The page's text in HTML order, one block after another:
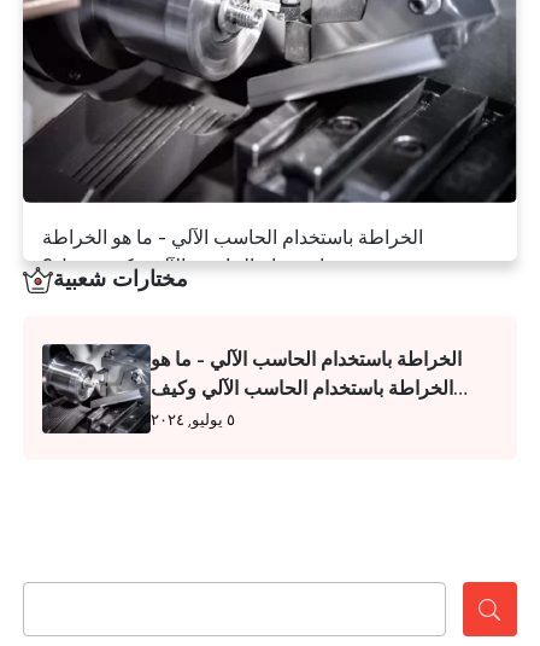
الخراطة باستخدام الحاسب الآلي - ما هو الخراطة
باستخدام الحاسب الآلي وكيف تعمل؟
مختارات شعبية
الخراطة باستخدام الحاسب الآلي - ما هو
الخراطة باستخدام الحاسب الآلي وكيف
تعمل؟
٥ يوليو, ٢٠٢٤